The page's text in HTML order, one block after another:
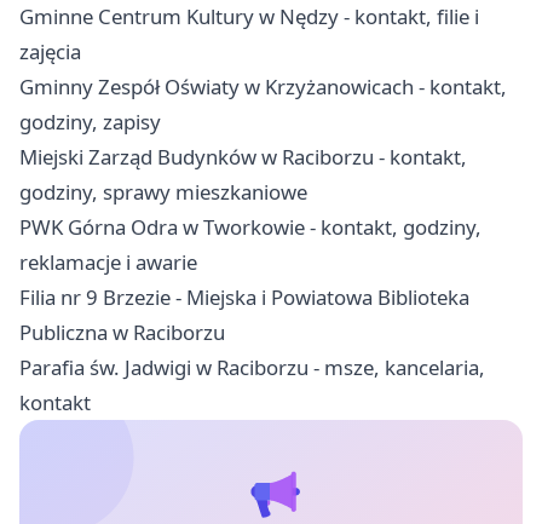
Gminne Centrum Kultury w Nędzy - kontakt, filie i
zajęcia
Gminny Zespół Oświaty w Krzyżanowicach - kontakt,
godziny, zapisy
Miejski Zarząd Budynków w Raciborzu - kontakt,
godziny, sprawy mieszkaniowe
PWK Górna Odra w Tworkowie - kontakt, godziny,
reklamacje i awarie
Filia nr 9 Brzezie - Miejska i Powiatowa Biblioteka
Publiczna w Raciborzu
Parafia św. Jadwigi w Raciborzu - msze, kancelaria,
kontakt